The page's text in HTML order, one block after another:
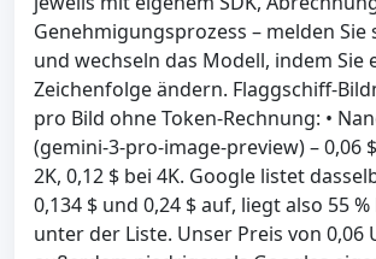
Genehmigungsprozess – melden Sie
und wechseln das Modell, indem Sie
Zeichenfolge ändern. Flaggschiff-
pro Bild ohne Token-Rechnung: •
(gemini-3-pro-image-preview) – 0,06
2K, 0,12 $ bei 4K. Google listet
0,134 $ und 0,24 $ auf, liegt also 55 %
unter der Liste. Unser Preis von 0,06